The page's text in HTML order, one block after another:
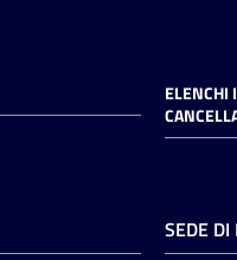
ELENCHI
SEDE